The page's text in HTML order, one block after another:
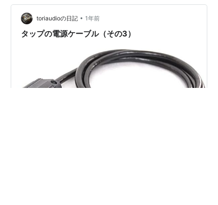
たまらない銘柄なのよ！ まずは成長性チェック！売上と
利益は伸びてる？ 企業の健康診断、まずは成長性から見
ていこう！ちゃんと成長してないと、いくら安くても将
toriaudioの日記 • 1年前
タップの電源ケーブル（その3）